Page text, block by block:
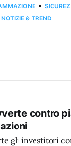
•
NOTIZIE & TREND
contro
gli investitori